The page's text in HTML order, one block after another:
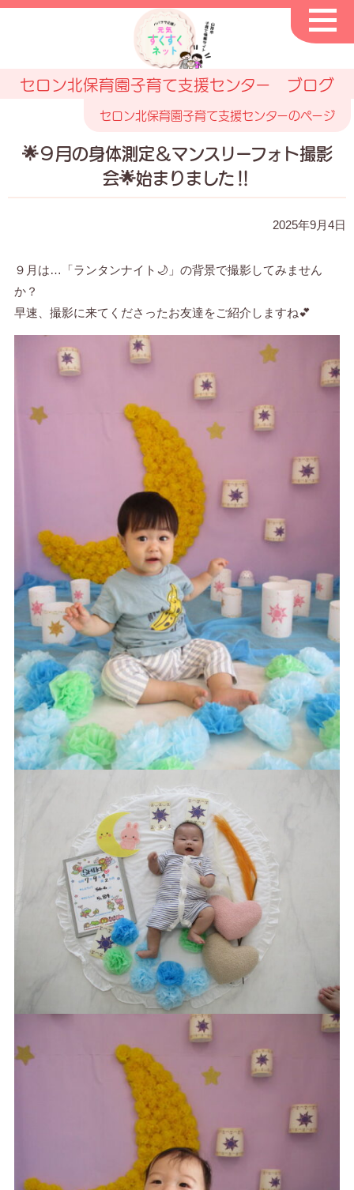
セロン北保育園子育て支援センター ブログ
セロン北保育園子育て支援センターのページ
🌟９月の身体測定＆マンスリーフォト撮影
会🌟始まりました‼
2025年9月4日
９月は…「ランタンナイト🌙」の背景で撮影してみません
か？
早速、撮影に来てくださったお友達をご紹介しますね💕